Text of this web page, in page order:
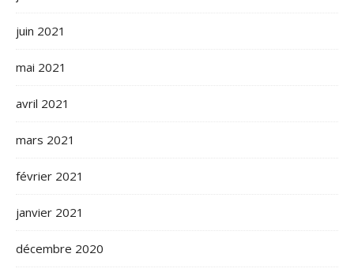
juin 2021
mai 2021
avril 2021
mars 2021
février 2021
janvier 2021
décembre 2020